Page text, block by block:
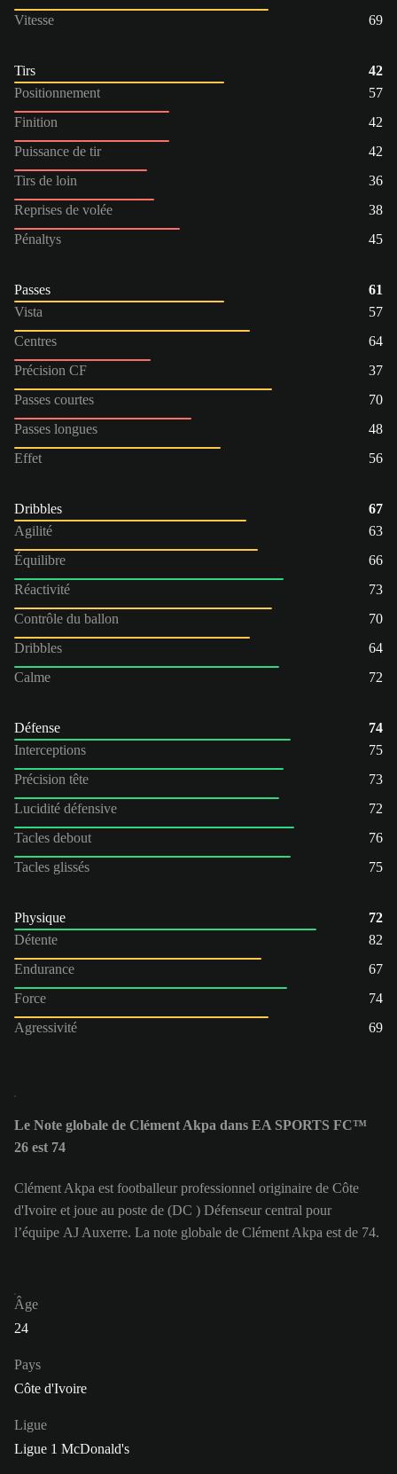
Vitesse
69
Tirs
42
Positionnement
57
Finition
42
Puissance de tir
42
Tirs de loin
36
Reprises de volée
38
Pénaltys
45
Passes
61
Vista
57
Centres
64
Précision CF
37
Passes courtes
70
Passes longues
48
Effet
56
Dribbles
67
Agilité
63
Équilibre
66
Réactivité
73
Contrôle du ballon
70
Dribbles
64
Calme
72
Défense
74
Interceptions
75
Précision tête
73
Lucidité défensive
72
Tacles debout
76
Tacles glissés
75
Physique
72
Détente
82
Endurance
67
Force
74
Agressivité
69
Le Note globale de Clément Akpa dans EA SPORTS FC™
26 est 74
Clément Akpa est footballeur professionnel originaire de Côte
d'Ivoire et joue au poste de (DC ) Défenseur central pour
l’équipe AJ Auxerre. La note globale de Clément Akpa est de 74.
Âge
24
Pays
Côte d'Ivoire
Ligue
Ligue 1 McDonald's